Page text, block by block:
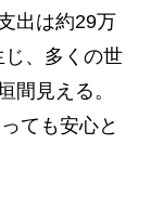
出は約29万
じ、多くの世
間見える。
ても安心と